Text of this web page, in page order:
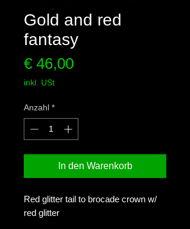
Gold and red
fantasy
€ 46,00Preis
inkl. USt
Anzahl *
In den Warenkorb
Red glitter tail to brocade crown w/
red glitter